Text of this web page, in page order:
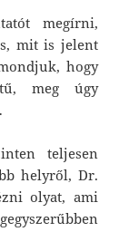
megírni,
mit is jelent
hogy
meg úgy
teljesen
helyről, Dr.
olyat, ami